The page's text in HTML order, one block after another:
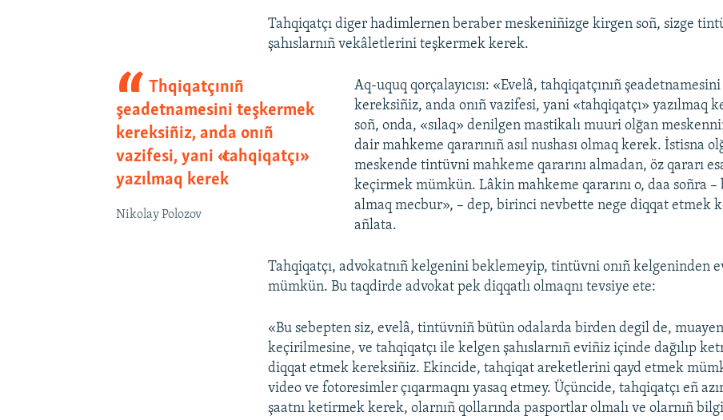
Tahqiqatçı diger hadimlernen beraber meskeniñizge kirgen soñ, sizge
şahıslarnıñ vekâletlerini teşkermek kerek.
Thqiqatçınıñ
şeadetnamesini teşkermek
kereksiñiz, anda onıñ
vazifesi, yani «tahqiqatçı»
yazılmaq kerek
Nikolay Polozov
Aq-uquq qorçalayıcısı: «Evelâ, tahqiqatçınıñ
kereksiñiz, anda onıñ vazifesi, yani «tahqiqatçı» yazılmaq
soñ, onda, «sılaq» denilgen mastikalı muuri olğan
dair mahkeme qararınıñ asıl nushası olmaq kerek. İstisna
meskende tintüvni mahkeme qararını almadan, öz qararı
keçirmek mümkün. Lâkin mahkeme qararını o, daa soñra
almaq mecbur», – dep, birinci nevbette nege diqqat etmek
añlata.
Tahqiqatçı, advokatnıñ kelgenini beklemeyip, tintüvni onıñ kelgeninden
mümkün. Bu taqdirde advokat pek diqqatlı olmaqnı tevsiye ete:
«Bu sebepten siz, evelâ, tintüvniñ bütün odalarda birden degil de,
keçirilmesine, ve tahqiqatçı ile kelgen şahıslarnıñ eviñiz içinde dağılıp
diqqat etmek kereksiñiz. Ekincide, tahqiqat areketlerini qayd etmek
video ve fotoresimler çıqarmaqnı yasaq etmey. Üçüncide, tahqiqatçı eñ
şaatnı ketirmek kerek, olarnıñ qollarında pasportlar olmalı ve olarnıñ